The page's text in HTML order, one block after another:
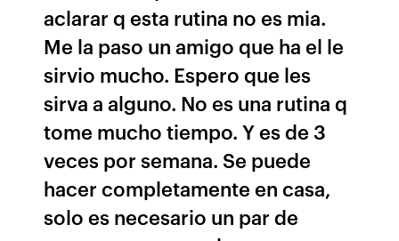
aclarar q esta rutina no es mia.
Me la paso un amigo que ha el le
sirvio mucho. Espero que les
sirva a alguno. No es una rutina q
tome mucho tiempo. Y es de 3
veces por semana. Se puede
hacer completamente en casa,
solo es necesario un par de